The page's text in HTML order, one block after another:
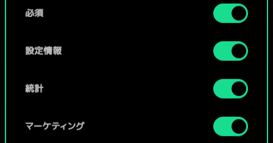
詳細は、下記の「設定」メニューでご確認ください。
必須
設定情報
統計
マーケティング